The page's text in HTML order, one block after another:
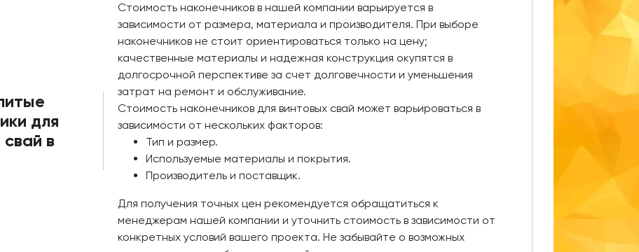
для
в
Стоимость наконечников в нашей компании варьируется в
зависимости от размера, материала и производителя. При выборе
наконечников не стоит ориентироваться только на цену;
качественные материалы и надежная конструкция окупятся в
долгосрочной перспективе за счет долговечности и уменьшения
затрат на ремонт и обслуживание.
Стоимость наконечников для винтовых свай может варьироваться в
зависимости от нескольких факторов:
Тип и размер.
Используемые материалы и покрытия.
Производитель и поставщик.
Для получения точных цен рекомендуется обращатиться к
менеджерам нашей компании и уточнить стоимость в зависимости от
конкретных условий вашего проекта. Не забывайте о возможных